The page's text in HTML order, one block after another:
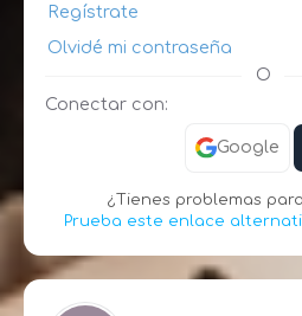
Regístrate
Olvidé mi contraseña
O
Conectar con:
Google
¿Tienes problemas
Prueba este enlace